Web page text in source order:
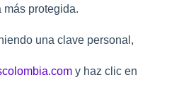
más protegida.
una clave personal,
y haz clic en